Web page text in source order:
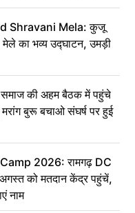
Shravani Mela: कुजू
का भव्य उद्घाटन, उमड़ी
की अहम बैठक में पहुंचे
मरांग बुरू बचाओ संघर्ष पर हुई
2026: रामगढ़ DC
को मतदान केंद्र पहुंचें,
नाम